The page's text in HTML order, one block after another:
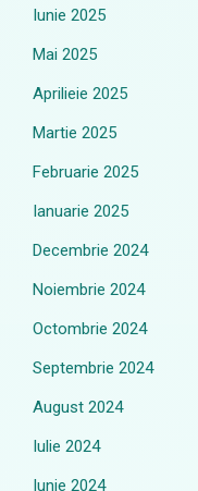
Iunie 2025
Mai 2025
Aprilieie 2025
Martie 2025
Februarie 2025
Ianuarie 2025
Decembrie 2024
Noiembrie 2024
Octombrie 2024
Septembrie 2024
August 2024
Iulie 2024
Iunie 2024